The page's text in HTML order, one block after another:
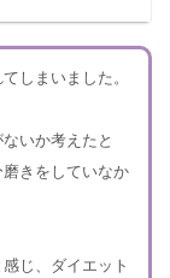
しまいました。
いか考えたと
きをしていなか
じ、ダイエット